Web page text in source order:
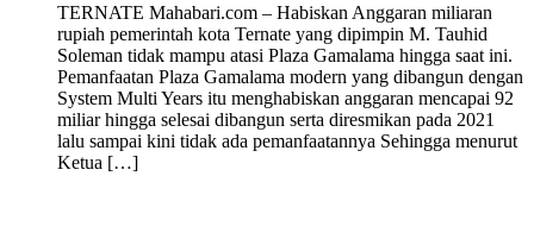
TERNATE Mahabari.com – Habiskan Anggaran miliaran
rupiah pemerintah kota Ternate yang dipimpin M. Tauhid
Soleman tidak mampu atasi Plaza Gamalama hingga saat ini.
Pemanfaatan Plaza Gamalama modern yang dibangun dengan
System Multi Years itu menghabiskan anggaran mencapai 92
miliar hingga selesai dibangun serta diresmikan pada 2021
lalu sampai kini tidak ada pemanfaatannya Sehingga menurut
Ketua […]